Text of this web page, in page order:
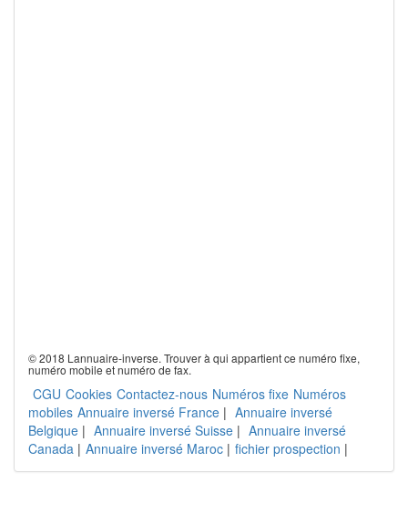
© 2018 Lannuaire-inverse. Trouver à qui appartient ce numéro fixe,
numéro mobile et numéro de fax.
CGU Cookies Contactez-nous Numéros fixe Numéros
mobiles Annuaire inversé France | Annuaire inversé
Belgique | Annuaire inversé Suisse | Annuaire inversé
Canada | Annuaire inversé Maroc | fichier prospection |